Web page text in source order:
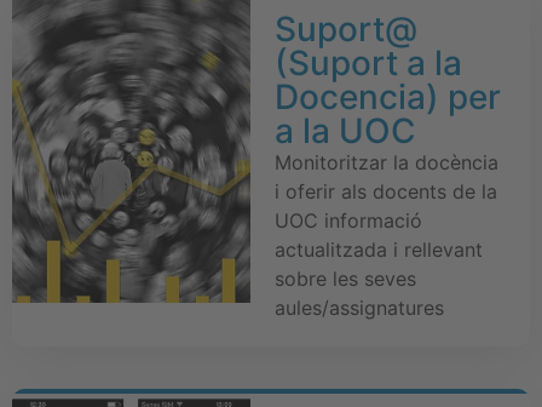
Suport@
(Suport a la
Docencia) per
a la UOC
Monitoritzar la docència
i oferir als docents de la
UOC informació
actualitzada i rellevant
sobre les seves
aules/assignatures